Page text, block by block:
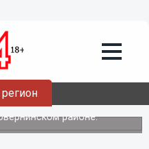
карты коллеги
лет колонии
районе.